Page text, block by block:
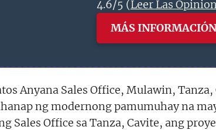
4.6/5 (Leer Las
MÁS INFORMACIÓN
Anyana Sales Office, Mulawin,
ng modernong pamumuhay na
Sales Office sa Tanza, Cavite, ang